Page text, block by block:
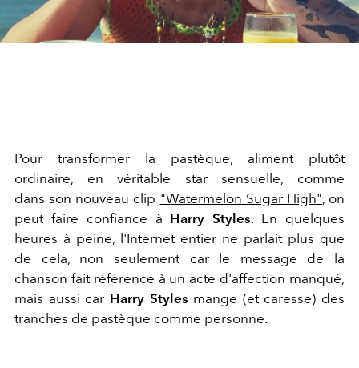
Pour transformer la pastèque, aliment plutôt
ordinaire, en véritable star sensuelle, comme
dans son nouveau clip "Watermelon Sugar High", on
peut faire confiance à Harry Styles. En quelques
heures à peine, l'Internet entier ne parlait plus que
de cela, non seulement car le message de la
chanson fait référence à un acte d'affection manqué,
mais aussi car Harry Styles mange (et caresse) des
tranches de pastèque comme personne.